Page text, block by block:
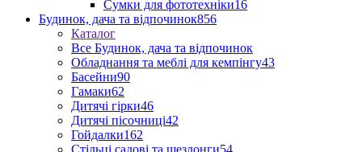
Сумки для фототехніки16
Будинок, дача та відпочинок856
Каталог
Все Будинок, дача та відпочинок
Обладнання та меблі для кемпінгу43
Басейни90
Гамаки62
Дитячі гірки46
Дитячі пісочниці42
Гойдалки162
Стільці садові та шезлонги54